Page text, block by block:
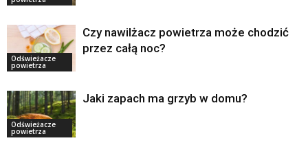
Odświeżacze
powietrza
Czy nawilżacz powietrza może chodzić
przez całą noc?
Odświeżacze
powietrza
Jaki zapach ma grzyb w domu?